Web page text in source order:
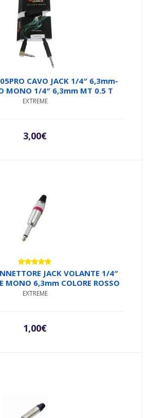
CAVO JACK 1/4″ 6,3mm-
MONO 1/4″ 6,3mm MT 0.5 T
EXTREME
3,00€
Valutato
4.71 su 5
JACK VOLANTE 1/4″
MONO 6,3mm COLORE ROSSO
EXTREME
1,00€